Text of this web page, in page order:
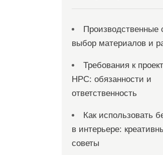
Производственные
выбор материалов и
Требования к
НРС: обязанности и
ответственность
Как использовать
в интерьере:
советы